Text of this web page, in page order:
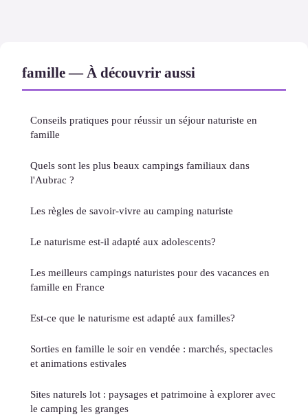
famille — À découvrir aussi
Conseils pratiques pour réussir un séjour naturiste en
famille
Quels sont les plus beaux campings familiaux dans
l'Aubrac ?
Les règles de savoir-vivre au camping naturiste
Le naturisme est-il adapté aux adolescents?
Les meilleurs campings naturistes pour des vacances en
famille en France
Est-ce que le naturisme est adapté aux familles?
Sorties en famille le soir en vendée : marchés, spectacles
et animations estivales
Sites naturels lot : paysages et patrimoine à explorer avec
le camping les granges